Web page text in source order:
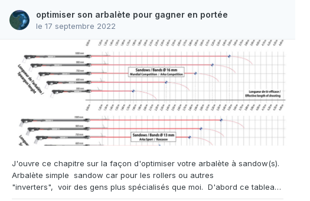
optimiser son arbalète pour gagner en portée
le 17 septembre 2022
J'ouvre ce chapitre sur la façon d'optimiser votre arbalète à sandow(s).
Arbalète simple sandow car pour les rollers ou autres
"inverters", voir des gens plus spécialisés que moi. D'abord ce tableau de portées des arbalètes selon la longueur du tube. Ce tableau est assez proche de la réalité, quelque soit la marque. Donc vous avez une arbalète qui vous convient bien, vous tirez juste avec, elle vous parait bien maniable et équilibrée, la longueur est impeccable pour le typ